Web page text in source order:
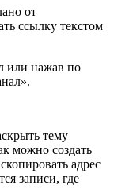
от
ссылку текстом
или нажав по
тему
можно создать
адрес
записи, где